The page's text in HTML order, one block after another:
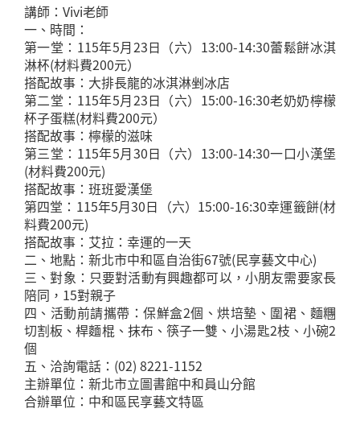
講師：Vivi老師
一、時間：
第一堂：115年5月23日（六）13:00-14:30蕾鬆餅冰淇
淋杯(材料費200元）
搭配故事：大排長龍的冰淇淋剉冰店
第二堂：115年5月23日（六）15:00-16:30老奶奶檸檬
杯子蛋糕(材料費200元）
搭配故事：檸檬的滋味
第三堂：115年5月30日（六）13:00-14:30一口小漢堡
(材料費200元)
搭配故事：班班愛漢堡
第四堂：115年5月30日（六）15:00-16:30幸運籤餅(材
料費200元)
搭配故事：艾拉：幸運的一天
二、地點：新北市中和區自治街67號(民享藝文中心)
三、對象：只要對活動有興趣都可以，小朋友需要家長
陪同，15對親子
四、活動前請攜帶：保鮮盒2個、烘培墊、圍裙、麵糰
切割板、桿麵棍、抹布、筷子一雙、小湯匙2枝、小碗2
個
五、洽詢電話：(02) 8221-1152
主辦單位：新北市立圖書館中和員山分館
合辦單位：中和區民享藝文特區